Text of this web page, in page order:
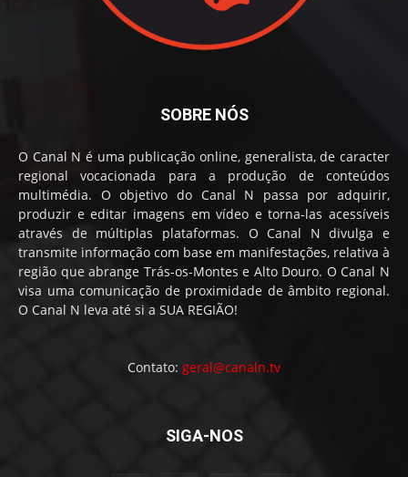
SOBRE NÓS
O Canal N é uma publicação online, generalista, de caracter
regional vocacionada para a produção de conteúdos
multimédia. O objetivo do Canal N passa por adquirir,
produzir e editar imagens em vídeo e torna-las acessíveis
através de múltiplas plataformas. O Canal N divulga e
transmite informação com base em manifestações, relativa à
região que abrange Trás-os-Montes e Alto Douro. O Canal N
visa uma comunicação de proximidade de âmbito regional.
O Canal N leva até si a SUA REGIÃO!
Contato: geral@canaln.tv
SIGA-NOS